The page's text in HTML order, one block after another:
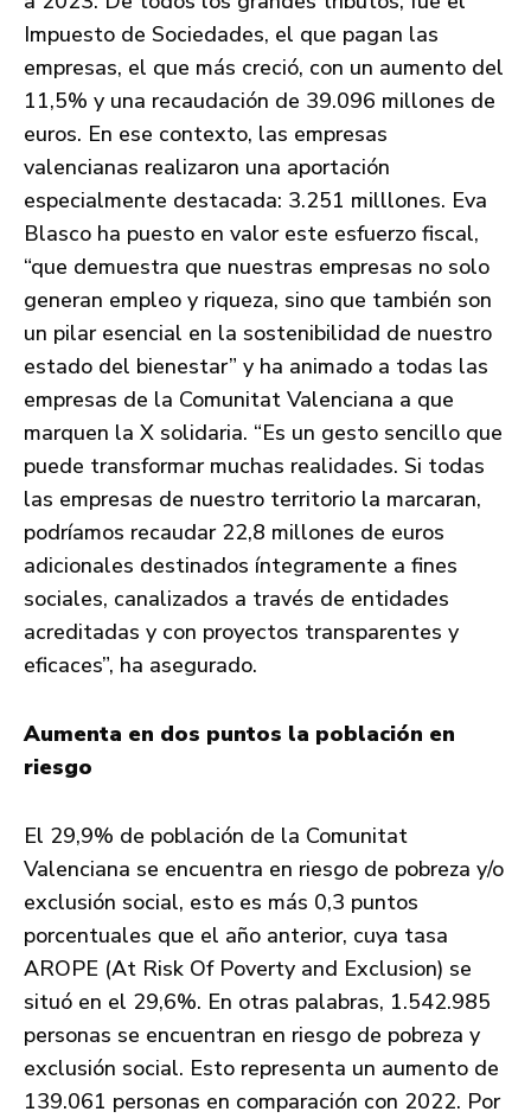
Impuesto de Sociedades, el que pagan las
empresas, el que más creció, con un aumento del
11,5% y una recaudación de 39.096 millones de
euros. En ese contexto, las empresas
valencianas realizaron una aportación
especialmente destacada: 3.251 milllones. Eva
Blasco ha puesto en valor este esfuerzo fiscal,
“que demuestra que nuestras empresas no solo
generan empleo y riqueza, sino que también son
un pilar esencial en la sostenibilidad de nuestro
estado del bienestar” y ha animado a todas las
empresas de la Comunitat Valenciana a que
marquen la X solidaria. “Es un gesto sencillo que
puede transformar muchas realidades. Si todas
las empresas de nuestro territorio la marcaran,
podríamos recaudar 22,8 millones de euros
adicionales destinados íntegramente a fines
sociales, canalizados a través de entidades
acreditadas y con proyectos transparentes y
eficaces”, ha asegurado.
Aumenta en dos puntos la población en
riesgo
El 29,9% de población de la Comunitat
Valenciana se encuentra en riesgo de pobreza y/o
exclusión social, esto es más 0,3 puntos
porcentuales que el año anterior, cuya tasa
AROPE (At Risk Of Poverty and Exclusion) se
situó en el 29,6%. En otras palabras, 1.542.985
personas se encuentran en riesgo de pobreza y
exclusión social. Esto representa un aumento de
139.061 personas en comparación con 2022. Por